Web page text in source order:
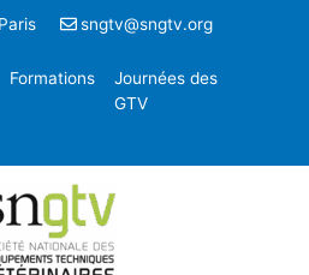
sngtv@sngtv.org
Formations
Journées des
GTV